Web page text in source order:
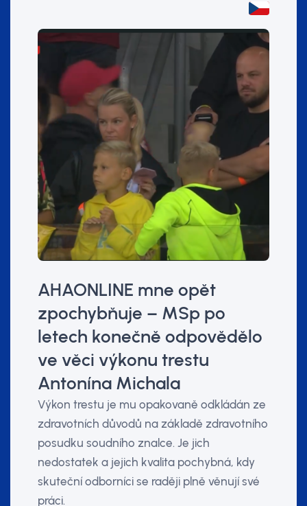
AHAONLINE mne opět
zpochybňuje – MSp po
letech konečně odpovědělo
ve věci výkonu trestu
Antonína Michala
Výkon trestu je mu opakovaně odkládán ze
zdravotních důvodů na základě zdravotního
posudku soudního znalce. Je jich
nedostatek a jejich kvalita pochybná, kdy
skuteční odborníci se raději plně věnují své
práci.